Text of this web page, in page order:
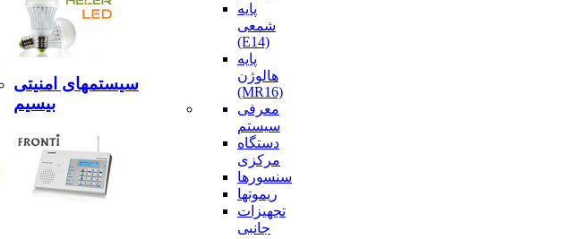
سیستمهای امنیتی
بیسیم
پایه
شمعی
(E14)
پایه
هالوژن
(MR16)
معرفی
سیستم
دستگاه
مرکزی
سنسورها
ریموتها
تجهیزات
جانبی